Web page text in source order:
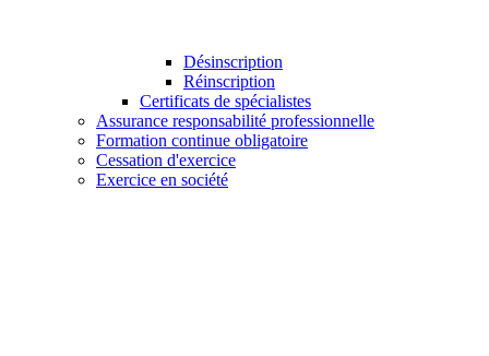
Désinscription
Réinscription
Certificats de spécialistes
Assurance responsabilité professionnelle
Formation continue obligatoire
Cessation d'exercice
Exercice en société